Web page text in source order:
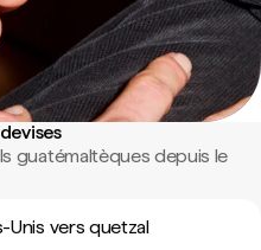
guatémaltèques depuis le
Unis vers quetzal